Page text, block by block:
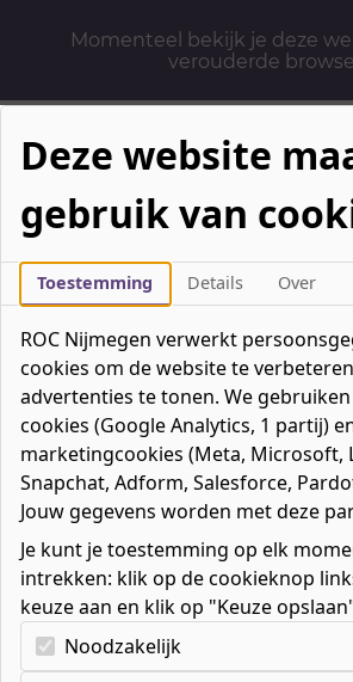
Momenteel bekijk je deze
verouderde
Mbo-opleidingen
Werken & Leren
Mavo / havo / vwo
Contact
Over ons
Bedrijven
Favorieten0favorieten
Mijn ROC
Zoeken
Deze website
gebruik van
Toestemming Details Over
ROC Nijmegen verwerkt
cookies om de website te
advertenties te tonen. We
cookies (Google Analytics, 1 partij)
marketingcookies (Meta, Microsoft,
Snapchat, Adform, Salesforce,
Jouw gegevens worden met deze
Je kunt je toestemming op elk
intrekken: klik op de cookieknop
keuze aan en klik op "Keuze
Kies uw cookie-voorkeuren
Noodzakelijk